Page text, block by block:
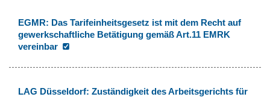
EGMR: Das Tarifeinheitsgesetz ist mit dem Recht auf
gewerkschaftliche Betätigung gemäß Art.11 EMRK
vereinbar
LAG Düsseldorf: Zuständigkeit des Arbeitsgerichts für